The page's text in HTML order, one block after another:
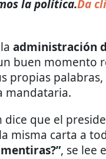
la política.Da
administración
buen momento
propias palabras,
mandataria.
que el
misma carta a
, se lee